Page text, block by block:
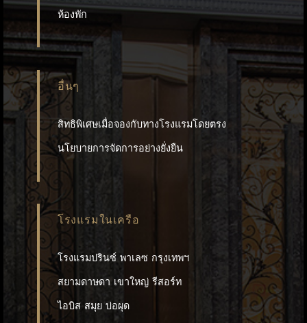
ห้องพัก
อื่นๆ
สิทธิพิเศษเมื่อจองกับทางโรงแรมโดยตรง
นโยบายการจัดการอย่างยั่งยืน
โรงแรมในเครือ
โรงแรมปรินซ์ พาเลซ กรุงเทพฯ
สยามดาษดา เขาใหญ่ รีสอร์ท
ไอบิส สมุย บ่อผุด